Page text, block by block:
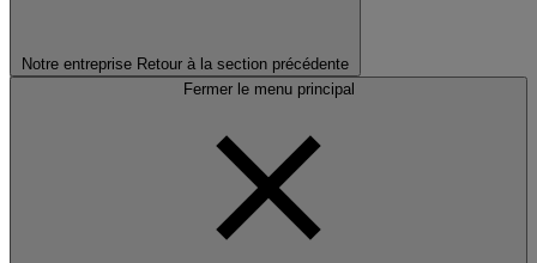
Notre entreprise Retour à la section précédente
Fermer le menu principal